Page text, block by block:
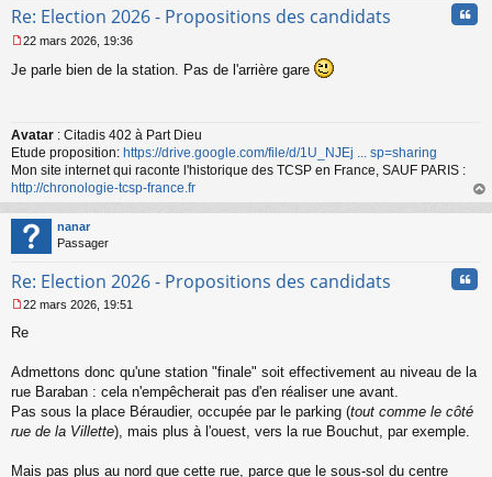
Re: Election 2026 - Propositions des candidats
e
g
e
n
o
n
l
u
22 mars 2026, 19:36
Je parle bien de la station. Pas de l'arrière gare
Avatar : Citadis 402 à Part Dieu
Etude proposition: https://drive.google.com/file/d/1U_NJEj ... sp=sharing
Mon site internet qui raconte l'historique des TCSP en France, SAUF PARIS :
http://chronologie-tcsp-france.fr
au
nanar
Passager
Re: Election 2026 - Propositions des candidats
e
s
g
e
n
n
22 mars 2026, 19:51
Re
Admettons donc qu'une station "finale" soit effectivement au niveau de la
rue Baraban : cela n'empêcherait pas d'en réaliser une avant.
Pas sous la place Béraudier, occupée par le parking (tout comme le côté
rue de la Villette), mais plus à l'ouest, vers la rue Bouchut, par exemple.
Mais pas plus au nord que cette rue, parce que le sous-sol du centre